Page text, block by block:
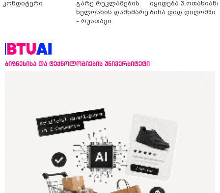
კონდიტერი
გარე რეკლამების
ხელოსნის დამხმარე
- რუსთავი
იყიდება 3 ოთახიანი
ბინა დიდ დიღომში
ბიზნესისა და ტექნოლოგიების უნივერსიტეტი